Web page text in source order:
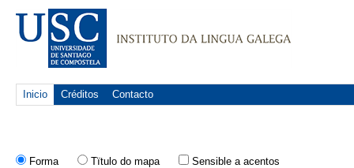
Inicio Créditos Contacto
Forma Tïtulo do mapa Sensible a acentos